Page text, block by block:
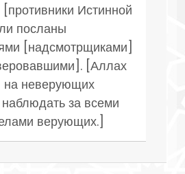
Истинной
посланы
[надсмотрщиками]
[Аллах
на неверующих
за всеми
верующих.]